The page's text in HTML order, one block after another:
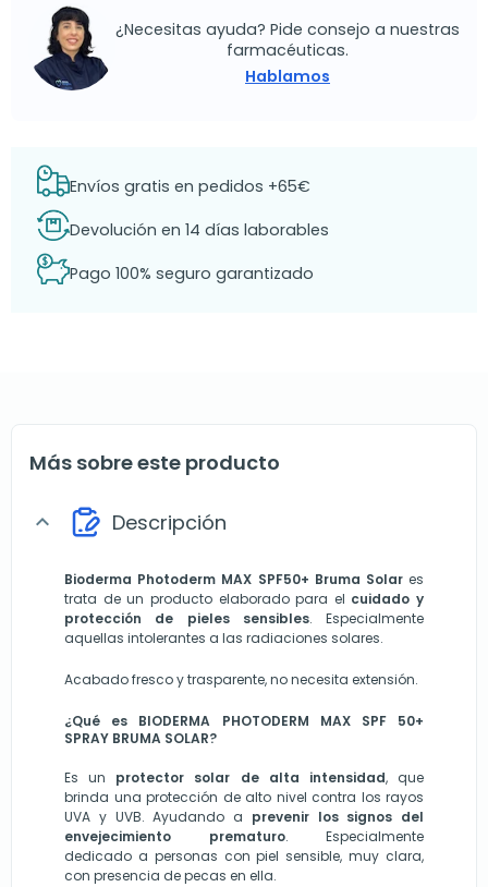
¿Necesitas ayuda? Pide consejo a nuestras
farmacéuticas.
Hablamos
Envíos gratis en pedidos +65€
Devolución en 14 días laborables
Pago 100% seguro garantizado
Más sobre este producto
expand_more Descripción
Bioderma Photoderm MAX SPF50+ Bruma Solares
trata de un producto elaborado para el cuidado y
protección de pieles sensibles. Especialmente
aquellas intolerantes a las radiaciones solares.
Acabado fresco y trasparente, no necesita extensión.
¿Qué es BIODERMA PHOTODERM MAX SPF 50+
SPRAY BRUMA SOLAR?
Es un protector solar de alta intensidad, que
brinda una protección de alto nivel contra los rayos
UVA y UVB. Ayudando a prevenir los signos del
envejecimiento prematuro. Especialmente
dedicado a personas con piel sensible, muy clara,
con presencia de pecas en ella.